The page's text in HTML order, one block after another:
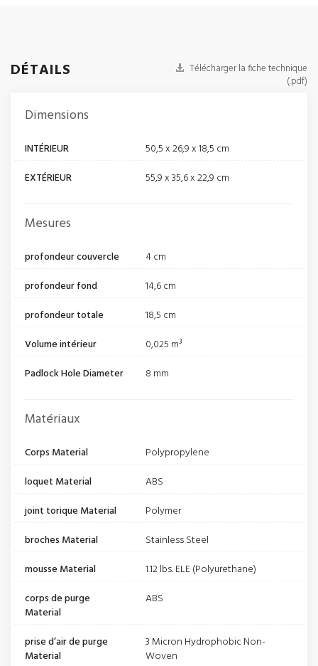
DÉTAILS
Télécharger la fiche technique
(.pdf)
Dimensions
INTÉRIEUR
50,5 x 26,9 x 18,5 cm
EXTÉRIEUR
55,9 x 35,6 x 22,9 cm
Mesures
profondeur couvercle
4 cm
profondeur fond
14,6 cm
profondeur totale
18,5 cm
Volume intérieur
0,025 m³
Padlock Hole Diameter
8 mm
Matériaux
Corps Material
Polypropylene
loquet Material
ABS
joint torique Material
Polymer
broches Material
Stainless Steel
mousse Material
1.12 lbs. ELE (Polyurethane)
corps de purge
Material
ABS
prise d’air de purge
Material
3 Micron Hydrophobic Non-
Woven